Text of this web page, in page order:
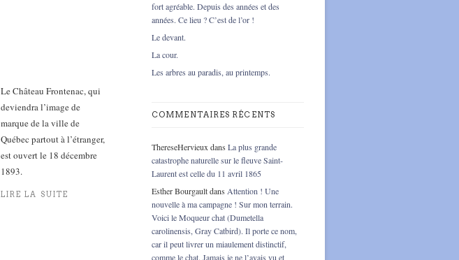
Le Château Frontenac, qui
deviendra l’image de
marque de la ville de
Québec partout à l’étranger,
est ouvert le 18 décembre
1893.
LIRE LA SUITE
fort agréable. Depuis des années et des
années. Ce lieu ? C’est de l’or !
Le devant.
La cour.
Les arbres au paradis, au printemps.
COMMENTAIRES RÉCENTS
ThereseHervieux dans La plus grande
catastrophe naturelle sur le fleuve Saint-
Laurent est celle du 11 avril 1865
Esther Bourgaultdans Attention ! Une
nouvelle à ma campagne ! Sur mon terrain.
Voici le Moqueur chat (Dumetella
carolinensis, Gray Catbird). Il porte ce nom,
car il peut livrer un miaulement distinctif,
comme le chat. Jamais je ne l’avais vu et